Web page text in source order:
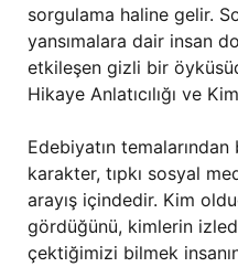
sorgulama haline gelir.
yansımalara dair insan
etkileşen gizli bir
Hikaye Anlatıcılığı ve
Edebiyatın temalarından
karakter, tıpkı sosyal
arayış içindedir. Kim
gördüğünü, kimlerin
çektiğimizi bilmek